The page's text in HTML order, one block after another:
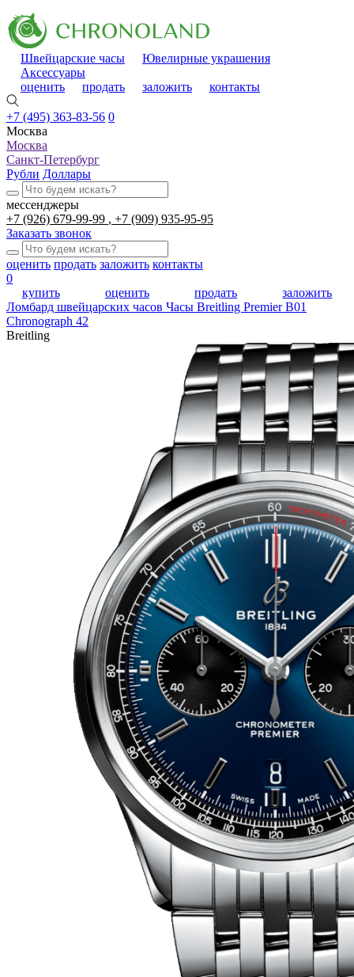
Швейцарские часы
Ювелирные украшения
Аксессуары
оценить
продать заложить контакты
+7 (495) 363-83-56 0
Москва
Москва
Санкт-Петербург
Рубли Доллары
мессенджеры
+7 (926) 679-99-99
+7 (909) 935-95-95
Заказать звонок
оценить продать заложить контакты
0
купить
оценить продать
заложить
Ломбард швейцарских часов Часы Breitling Premier B01
Chronograph 42
Breitling